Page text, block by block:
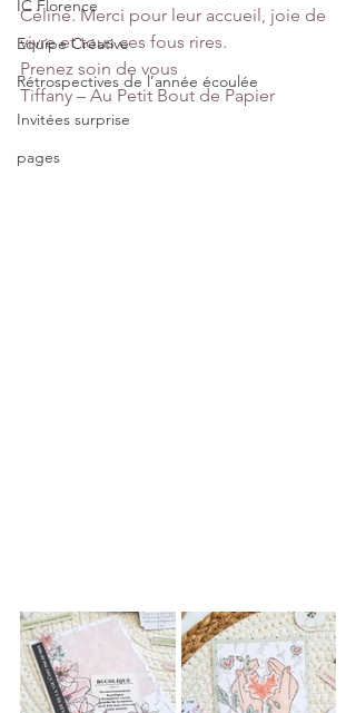
IC Florence
Equipe Créative
Rétrospectives de l’année écoulée
Invitées surprise
pages
Céline. Merci pour leur accueil, joie de
vivre et tous ces fous rires.
Prenez soin de vous
Tiffany – Au Petit Bout de Papier